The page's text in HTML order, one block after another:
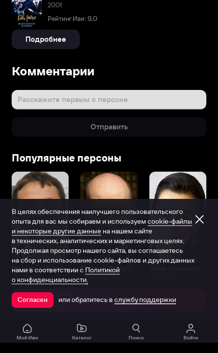
2001
Рейтинг Иви: 9,0
Подробнее
Комментарии
Расскажите первым о персоне
Отправить
Популярные персоны
Виталий Шляппо
Продюсер Актёр дубляжа
Открыть в приложении
Мой Иви Каталог Поиск Войти
В целях обеспечения наилучшего пользовательского
опыта для вас мы собираем и используем cookie-файлы
и некоторые другие данные на нашем сайте
в технических, аналитических и маркетинговых целях.
Продолжая просмотр нашего сайта, вы соглашаетесь
на сбор и использование cookie-файлов и других данных
нами в соответствии с Политикой
о конфиденциальности.
Согласен или обратитесь в службу поддержки